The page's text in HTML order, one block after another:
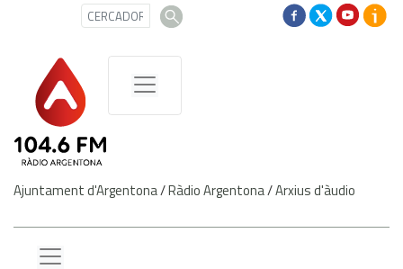
Ajuntament d'Argentona/Ràdio Argentona/Arxius d'àudio